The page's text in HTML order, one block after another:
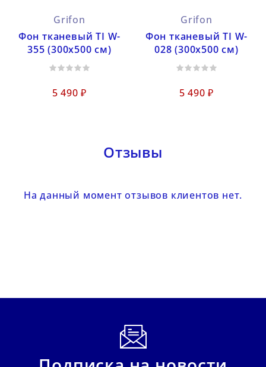
Grifon
Фон тканевый TI W-
355 (300х500 см)
5 490 ₽
Grifon
Фон тканевый TI W-
028 (300х500 см)
5 490 ₽
Отзывы
На данный момент отзывов клиентов нет.